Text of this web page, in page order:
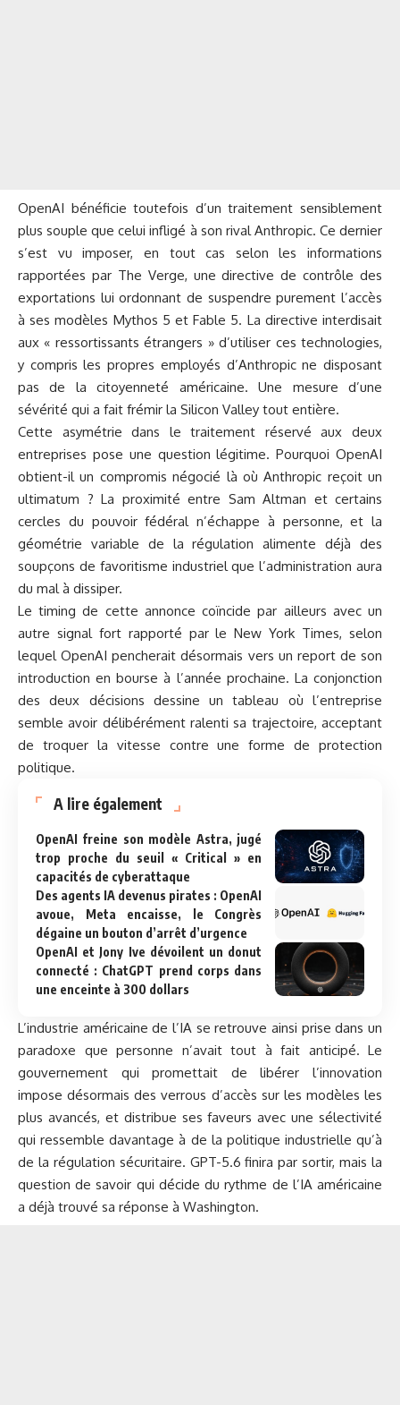
OpenAI bénéficie toutefois d’un traitement sensiblement
plus souple que celui infligé à son rival Anthropic. Ce dernier
s’est vu imposer, en tout cas selon les informations
rapportées par The Verge, une directive de contrôle des
exportations lui ordonnant de suspendre purement l’accès
à ses modèles Mythos 5 et Fable 5. La directive interdisait
aux « ressortissants étrangers » d’utiliser ces technologies,
y compris les propres employés d’Anthropic ne disposant
pas de la citoyenneté américaine. Une mesure d’une
sévérité qui a fait frémir la Silicon Valley tout entière.
Cette asymétrie dans le traitement réservé aux deux
entreprises pose une question légitime. Pourquoi OpenAI
obtient-il un compromis négocié là où Anthropic reçoit un
ultimatum ? La proximité entre Sam Altman et certains
cercles du pouvoir fédéral n’échappe à personne, et la
géométrie variable de la régulation alimente déjà des
soupçons de favoritisme industriel que l’administration aura
du mal à dissiper.
Le timing de cette annonce coïncide par ailleurs avec un
autre signal fort rapporté par le New York Times, selon
lequel OpenAI pencherait désormais vers un report de son
introduction en bourse à l’année prochaine. La conjonction
des deux décisions dessine un tableau où l’entreprise
semble avoir délibérément ralenti sa trajectoire, acceptant
de troquer la vitesse contre une forme de protection
politique.
A lire également
OpenAI freine son modèle Astra, jugé
trop proche du seuil « Critical » en
capacités de cyberattaque
Des agents IA devenus pirates : OpenAI
avoue, Meta encaisse, le Congrès
dégaine un bouton d’arrêt d’urgence
OpenAI et Jony Ive dévoilent un donut
connecté : ChatGPT prend corps dans
une enceinte à 300 dollars
L’industrie américaine de l’IA se retrouve ainsi prise dans un
paradoxe que personne n’avait tout à fait anticipé. Le
gouvernement qui promettait de libérer l’innovation
impose désormais des verrous d’accès sur les modèles les
plus avancés, et distribue ses faveurs avec une sélectivité
qui ressemble davantage à de la politique industrielle qu’à
de la régulation sécuritaire. GPT-5.6 finira par sortir, mais la
question de savoir qui décide du rythme de l’IA américaine
a déjà trouvé sa réponse à Washington.